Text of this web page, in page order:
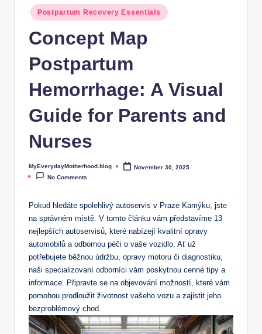
Postpartum Recovery Essentials
Concept Map
Postpartum
Hemorrhage: A Visual
Guide for Parents and
Nurses
Posted
by
MyEverydayMotherhood.blog
November 30, 2025
No Comments
Pokud hledáte⁤ spolehlivý autoservis v Praze Kamýku, jste
na správném místě. V tomto článku vám představíme 13
nejlepších autoservisů, které nabízejí⁣ kvalitní opravy
automobilů a odbornou péči ‍o vaše vozidlo. Ať už
potřebujete běžnou ‌údržbu, opravy motoru či diagnostiku,
naši specializovaní odborníci vám‌ poskytnou cenné​ tipy a
informace. Připravte se na objevování možností, ⁣které⁣ vám
pomohou prodloužit životnost vašeho vozu a zajistit jeho
bezproblémový chod.